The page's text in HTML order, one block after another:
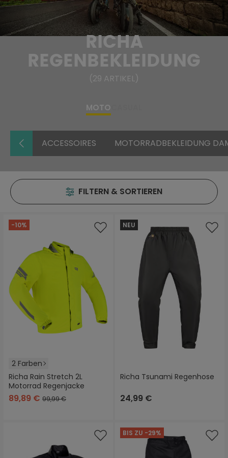
RICHA
REGENBEKLEIDUNG
(29 ARTIKEL)
MOTO
ACCESSOIRES MOTORRADBEKLEIDUNG
FILTERN & SORTIEREN
-10%
2 Farben
Richa Rain Stretch 2L
Motorrad Regenjacke
89,89 € 99,99 €
NEU
Richa Tsunami Regenhose
24,99 €
BIS ZU -29%